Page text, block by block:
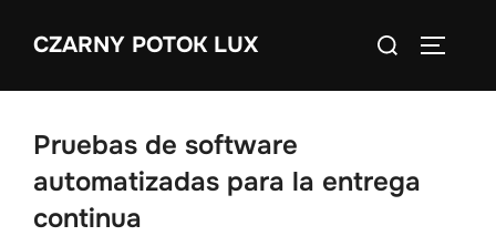
CZARNY POTOK LUX
Search
Pruebas de software
automatizadas para la entrega
continua